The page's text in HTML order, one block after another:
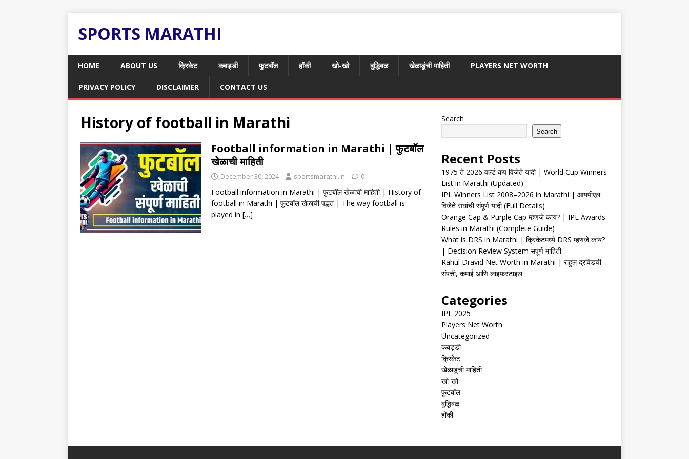
SPORTS MARATHI
HOME ABOUT US क्रिकेट कबड्डी फुटबॉल हॉकी खो-खो बुद्धिबळ खेळाडूंची माहिती PLAYERS NET WORTH
PRIVACY POLICY DISCLAIMER CONTACT US
History of football in Marathi
Football information in Marathi | फुटबॉल
खेळाची माहिती
December 30, 2024 sportsmarathi.in 0
Football information in Marathi | फुटबॉल खेळाची माहिती | History of
football in Marathi | फुटबॉल खेळाची पद्धत | The way football is
played in […]
Search
Search
Recent Posts
1975 ते 2026 वर्ल्ड कप विजेते यादी | World Cup Winners
List in Marathi (Updated)
IPL Winners List 2008–2026 in Marathi | आयपीएल
विजेते संघांची संपूर्ण यादी (Full Details)
Orange Cap & Purple Cap म्हणजे काय? | IPL Awards
Rules in Marathi (Complete Guide)
What is DRS in Marathi | क्रिकेटमध्ये DRS म्हणजे काय?
| Decision Review System संपूर्ण माहिती
Rahul Dravid Net Worth in Marathi | राहुल द्रविडची
संपत्ती, कमाई आणि लाइफस्टाइल
Categories
IPL 2025
Players Net Worth
Uncategorized
कबड्डी
क्रिकेट
खेळाडूंची माहिती
खो-खो
फुटबॉल
बुद्धिबळ
हॉकी